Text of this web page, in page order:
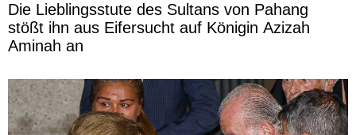
Die Lieblingsstute des Sultans von Pahang
stößt ihn aus Eifersucht auf Königin Azizah
Aminah an